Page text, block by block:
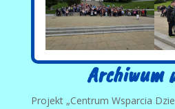
Archiwum
Projekt „Centrum Wsparcia